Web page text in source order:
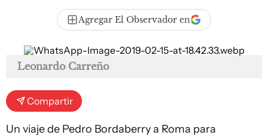
Agregar El Observador en
Leonardo Carreño
Compartir
Un viaje de Pedro Bordaberry a Roma para